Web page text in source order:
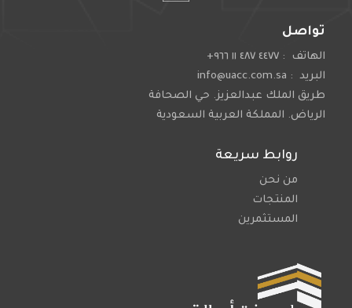
تواصل
الهاتف : ٤٤٧٧ ٤٨٧ ١١ ٩٦٦+
البريد : info@uacc.com.sa
طريق الملك عبدالعزيز. حي الصحافة
الرياض. المملكة العربية السعودية
روابط سريعة
من نحن
المنتجات
المستثمرين